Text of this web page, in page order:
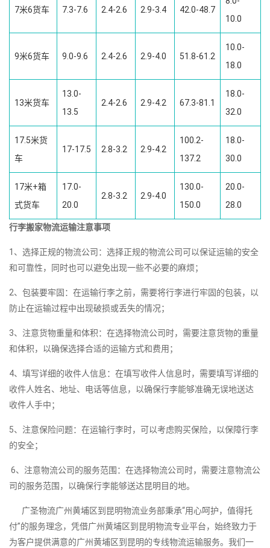
7米6货车 7.3-7.6 2.4-2.6 2.9-3.4 42.0-48.7
10.0
9米6货车 9.0-9.6 2.4-2.6 2.9-4.0 51.8-61.2
10.0-
18.0
13米货车
13.0-
13.5
2.4-2.6 2.9-4.2 67.3-81.1
18.0-
32.0
17.5米货
车
17-17.5 2.8-3.2 2.9-4.2
100.2-
137.2
18.0-
30.0
17米+箱
式货车
17.0-
20.0
2.8-3.2 2.9-4.0
130.0-
150.0
20.0-
28.0
行李搬家物流运输注意事项
1、选择正规的物流公司：选择正规的物流公司可以保证运输的安全
和可靠性，同时也可以避免出现一些不必要的麻烦；
2、包装要牢固：在运输行李之前，需要将行李进行牢固的包装，以
防止在运输过程中出现破损或丢失的情况；
3、注意货物重量和体积：在选择物流公司时，需要注意货物的重量
和体积，以确保选择合适的运输方式和费用；
4、填写详细的收件人信息：在填写收件人信息时，需要填写详细的
收件人姓名、地址、电话等信息，以确保行李能够准确无误地送达
收件人手中；
5、注意保险问题：在运输行李时，可以考虑购买保险，以保障行李
的安全；
6、注意物流公司的服务范围：在选择物流公司时，需要注意物流公
司的服务范围，以确保行李能够送达昆明目的地。
广圣物流广州黄埔区到昆明物流业务部秉承“用心呵护，值得托
付”的服务理念，凭借广州黄埔区到昆明物流专业平台，始终致力于
为客户提供满意的广州黄埔区到昆明的专线物流运输服务。我们一